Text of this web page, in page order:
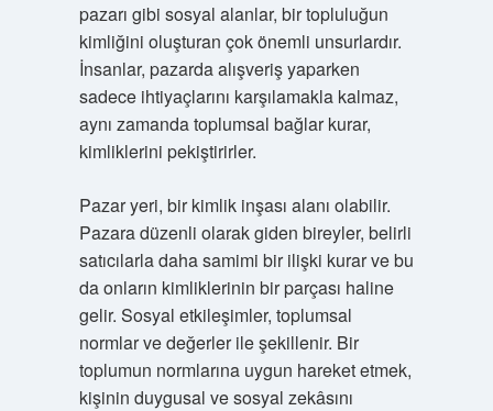
pazarı gibi sosyal alanlar, bir topluluğun
kimliğini oluşturan çok önemli unsurlardır.
İnsanlar, pazarda alışveriş yaparken
sadece ihtiyaçlarını karşılamakla kalmaz,
aynı zamanda toplumsal bağlar kurar,
kimliklerini pekiştirirler.
Pazar yeri, bir kimlik inşası alanı olabilir.
Pazara düzenli olarak giden bireyler, belirli
satıcılarla daha samimi bir ilişki kurar ve bu
da onların kimliklerinin bir parçası haline
gelir. Sosyal etkileşimler, toplumsal
normlar ve değerler ile şekillenir. Bir
toplumun normlarına uygun hareket etmek,
kişinin duygusal ve sosyal zekâsını